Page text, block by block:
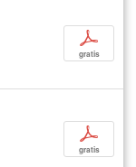
p
gratis
p
gratis